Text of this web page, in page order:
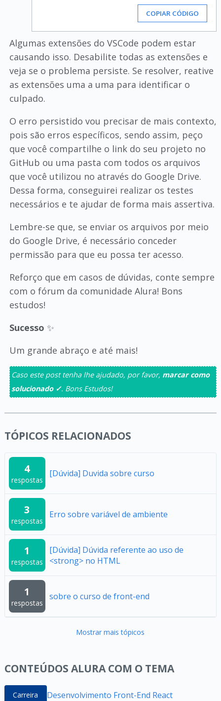
COPIAR CÓDIGO
Algumas extensões do VSCode podem estar
causando isso. Desabilite todas as extensões e
veja se o problema persiste. Se resolver, reative
as extensões uma a uma para identificar o
culpado.
O erro persistido vou precisar de mais contexto,
pois são erros específicos, sendo assim, peço
que você compartilhe o link do seu projeto no
GitHub ou uma pasta com todos os arquivos
que você utilizou no através do Google Drive.
Dessa forma, conseguirei realizar os testes
necessários e te ajudar de forma mais assertiva.
Lembre-se que, se enviar os arquivos por meio
do Google Drive, é necessário conceder
permissão para que eu possa ter acesso.
Reforço que em casos de dúvidas, conte sempre
com o fórum da comunidade Alura! Bons
estudos!
Sucesso ✨
Um grande abraço e até mais!
Caso este post tenha lhe ajudado, por favor, marcar como
solucionado ✓. Bons Estudos!
TÓPICOS RELACIONADOS
4
respostas
[Dúvida] Duvida sobre curso
3
respostas
Erro sobre variável de ambiente
1
respostas
[Dúvida] Dúvida referente ao uso de
<strong> no HTML
1
respostas
sobre o curso de front-end
Mostrar mais tópicos
CONTEÚDOS ALURA COM O TEMA
Carreira Desenvolvimento Front-End React